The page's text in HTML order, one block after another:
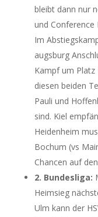
bleibt dann nur
und Conference
Im
augsburg
Kampf um Platz
diesen beiden
Pauli und
sind. Kiel
Heidenheim
Bochum (vs
Chancen auf
2. Bundesliga:
Heimsieg
Ulm kann der